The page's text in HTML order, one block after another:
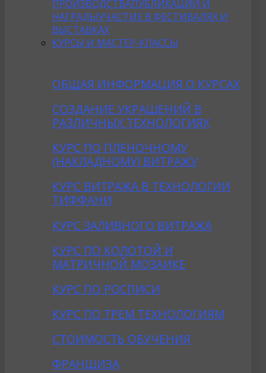
ПРОИЗВОДСТВАПУБЛИКАЦИИ И
НАГРАДЫУЧАСТИЕ В ФЕСТИВАЛЯХ И
ВЫСТАВКАХ
КУРСЫ И МАСТЕР-КЛАССЫ
ОБЩАЯ ИНФОРМАЦИЯ О КУРСАХ
CОЗДАНИE УКРАШЕНИЙ В
РАЗЛИЧНЫХ ТЕХНОЛОГИЯХ
КУРС ПО ПЛЕНОЧНОМУ
(НАКЛАДНОМУ) ВИТРАЖУ
КУРС ВИТРАЖА В ТЕХНОЛОГИИ
ТИФФАНИ
КУРС ЗАЛИВНОГО ВИТРАЖА
КУРС ПО КОЛОТОЙ И
МАТРИЧНОЙ МОЗАИКЕ
КУРС ПО РОСПИСИ
КУРС ПО ТРЕМ ТЕХНОЛОГИЯМ
СТОИМОСТЬ ОБУЧЕНИЯ
ФРАНШИЗА